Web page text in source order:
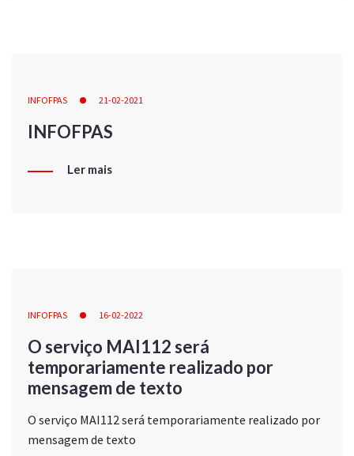
INFOFPAS 21-02-2021
INFOFPAS
Ler mais
INFOFPAS 16-02-2022
O serviço MAI112 será
temporariamente realizado por
mensagem de texto
O serviço MAI112 será temporariamente realizado por
mensagem de texto